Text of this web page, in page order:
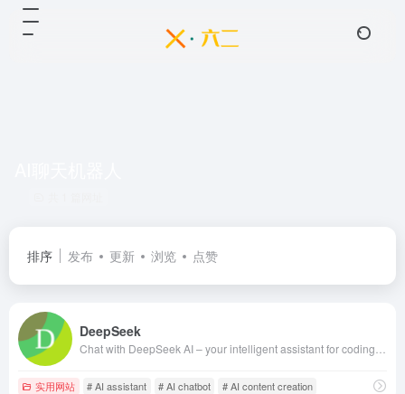
排序 发布 更新 浏览 点赞
DeepSeek
实用网站 # AI assistant # AI chatbot # AI content creation